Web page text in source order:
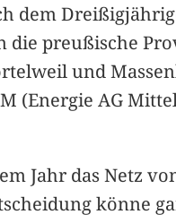
dem
preußische
und
(Energie AG
Jahr das Netz
könne